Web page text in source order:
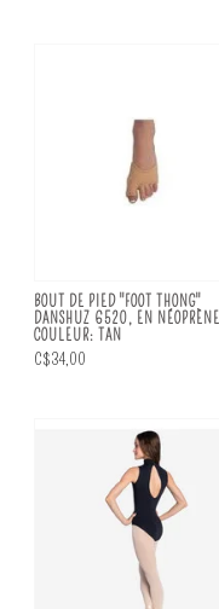
BOUT DE PIED "FOOT THONG"
DANSHUZ 6520, EN NÉOPRÈNE
COULEUR: TAN
C$34,00